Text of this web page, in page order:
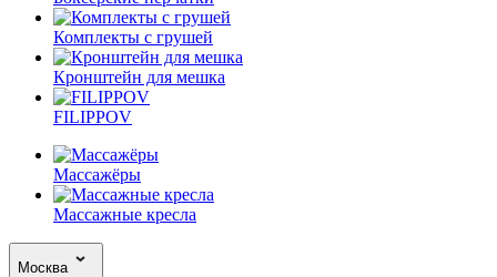
Комплекты с грушей
Кронштейн для мешка
FILIPPOV
Массажёры
Массажные кресла
Москва